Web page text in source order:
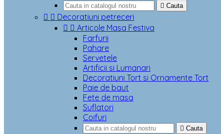
 Cauta
  Decoratiuni petreceri
  Articole Masa Festiva
Farfurii
Pahare
Servetele
Artificii si Lumanari
Decoratiuni Tort si Ornamente Tort
Paie de baut
Fete de masa
Suflatori
Coifuri
 Cauta